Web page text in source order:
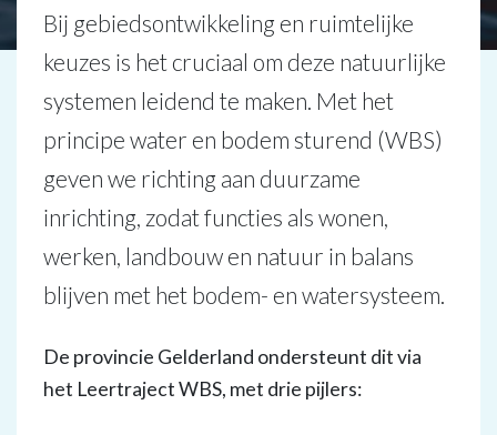
Bij gebiedsontwikkeling en ruimtelijke
keuzes is het cruciaal om deze natuurlijke
systemen leidend te maken. Met het
principe water en bodem sturend (WBS)
geven we richting aan duurzame
inrichting, zodat functies als wonen,
werken, landbouw en natuur in balans
blijven met het bodem- en watersysteem.
De provincie Gelderland ondersteunt dit via
het Leertraject WBS, met drie pijlers: